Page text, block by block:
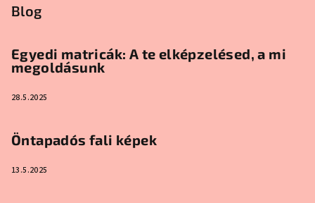
Blog
Egyedi matricák: A te elképzelésed, a mi
megoldásunk
28.5.2025
Öntapadós fali képek
13.5.2025